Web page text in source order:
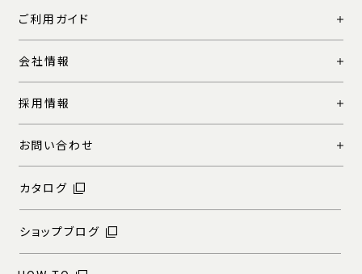
ご利用ガイド
会社情報
採用情報
お問い合わせ
カタログ
ショップブログ